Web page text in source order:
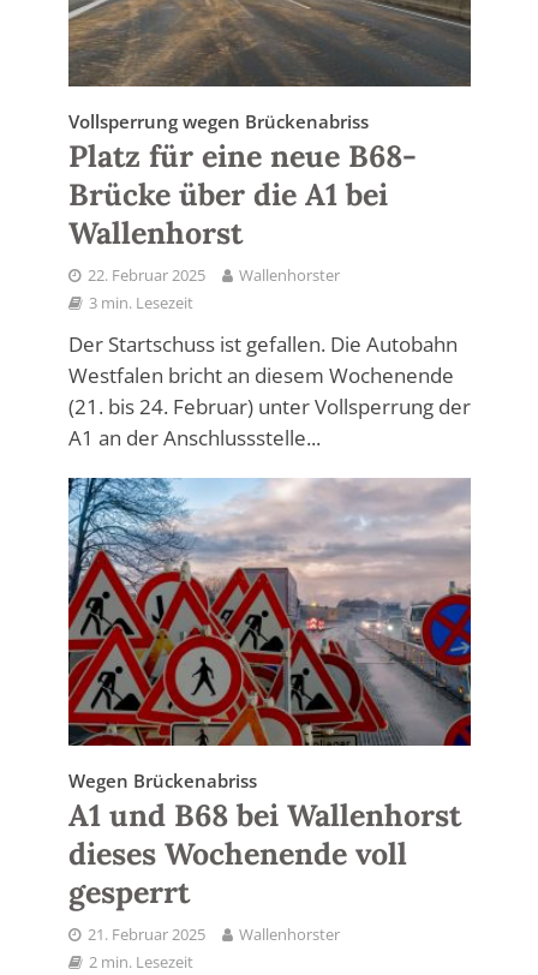
Vollsperrung wegen Brückenabriss
Platz für eine neue B68-
Brücke über die A1 bei
Wallenhorst
22. Februar 2025
Wallenhorster
3 min. Lesezeit
Der Startschuss ist gefallen. Die Autobahn
Westfalen bricht an diesem Wochenende
(21. bis 24. Februar) unter Vollsperrung der
A1 an der Anschlussstelle...
Wegen Brückenabriss
A1 und B68 bei Wallenhorst
dieses Wochenende voll
gesperrt
21. Februar 2025
Wallenhorster
2 min. Lesezeit